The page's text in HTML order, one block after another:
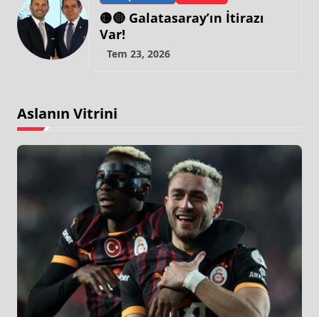
🟡🔴 Galatasaray’ın İtirazı
Var!
Tem 23, 2026
Aslanın Vitrini